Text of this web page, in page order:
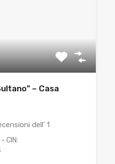
– Casa
dell' 1
CIN: